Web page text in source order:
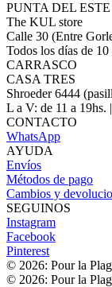
PUNTA DEL ESTE
The KUL store
Calle 30 (Entre
Todos los días de 10
CARRASCO
CASA TRES
Shroeder 6444
L a V: de 11 a 19hs.
CONTACTO
WhatsApp
AYUDA
Envíos
Métodos de pago
Cambios y
SEGUINOS
Instagram
Facebook
Pinterest
© 2026: Pour la
© 2026: Pour la